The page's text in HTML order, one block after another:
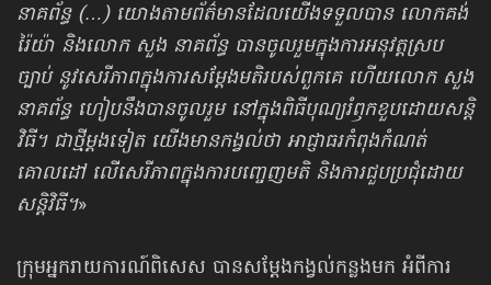
នាគព័ន្ធ (…) យោងតាមព័ត៌មានដែលយើងទទួលបាន លោកគង់
រ៉ៃយ៉ា និងលោក សួង នាគព័ន្ធ បានចូលរួមក្នុងការអនុវត្តស្រប
ច្បាប់ នូវសេរីភាពក្នុងការសម្តែងមតិរបស់ពួកគេ ហើយលោក សួង
នាគព័ន្ធ ហៀបនឹងបានចូលរួម នៅក្នុងពិធីបុណ្យរំឭកខួបដោយសន្តិ
វិធី។ ជាថ្មីម្តងទៀត យើងមានកង្វល់ថា អាជ្ញាធរកំពុងកំណត់
គោលដៅ លើសេរីភាពក្នុងការបញ្ចេញមតិ និងការជួបប្រជុំដោយ
សន្តិវិធី។»
ក្រុមអ្នករាយការណ៍ពិសេស បានសម្តែងកង្វល់កន្លងមក អំពីការ